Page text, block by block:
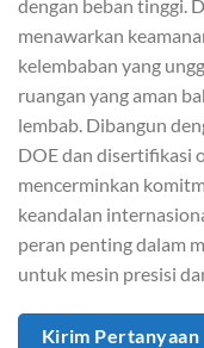
dengan beban tinggi.
menawarkan
kelembaban yang
ruangan yang aman
lembab. Dibangun
DOE dan disertifikasi
mencerminkan
keandalan
peran penting dalam
untuk mesin presisi
Kirim Pertanyaan